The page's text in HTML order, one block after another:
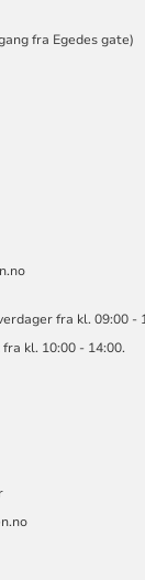
fra Egedes gate)
fra kl. 09:00 -
kl. 10:00 - 14:00.